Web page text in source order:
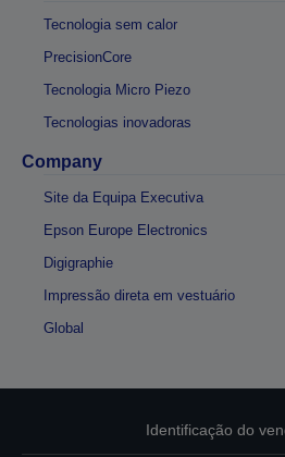
Tecnologia sem calor
PrecisionCore
Tecnologia Micro Piezo
Tecnologias inovadoras
Company
Site da Equipa Executiva
Epson Europe Electronics
Digigraphie
Impressão direta em vestuário
Global
Identificação do